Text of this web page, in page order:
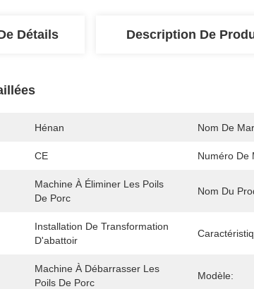
Détails Description De
Hénan Nom De
CE Numéro De
Machine À Éliminer Les Poils
De Porc
Nom Du
Installation De Transformation
D'abattoir
Machine À Débarrasser Les
Poils De Porc
Modèle: